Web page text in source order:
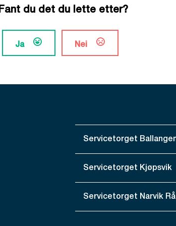
Fant du det du lette etter?
Ja Nei
Servicetorget
Servicetorget Kjøpsvik
Servicetorget Narvik